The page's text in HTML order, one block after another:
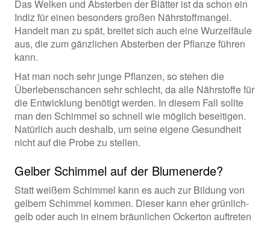
Das Welken und Absterben der Blätter ist da schon ein
Indiz für einen besonders großen Nährstoffmangel.
Handelt man zu spät, breitet sich auch eine Wurzelfäule
aus, die zum gänzlichen Absterben der Pflanze führen
kann.
Hat man noch sehr junge Pflanzen, so stehen die
Überlebenschancen sehr schlecht, da alle Nährstoffe für
die Entwicklung benötigt werden. In diesem Fall sollte
man den Schimmel so schnell wie möglich beseitigen.
Natürlich auch deshalb, um seine eigene Gesundheit
nicht auf die Probe zu stellen.
Gelber Schimmel auf der Blumenerde?
Statt weißem Schimmel kann es auch zur Bildung von
gelbem Schimmel kommen. Dieser kann eher grünlich-
gelb oder auch in einem bräunlichen Ockerton auftreten